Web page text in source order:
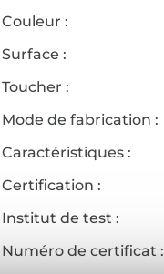
Couleur :
Surface :
Toucher :
Mode de fabrication :
Caractéristiques :
Certification :
Institut de test :
Numéro de certificat :